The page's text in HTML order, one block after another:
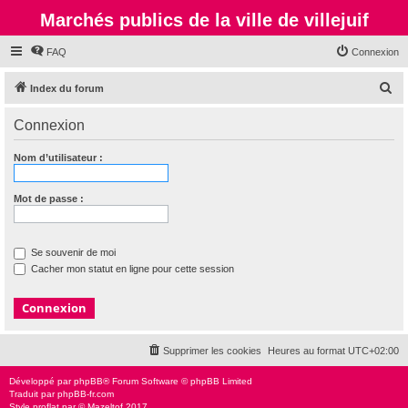
Marchés publics de la ville de villejuif
FAQ Connexion
Index du forum
Connexion
Nom d’utilisateur :
Mot de passe :
Se souvenir de moi
Cacher mon statut en ligne pour cette session
Heures au format UTC+02:00
Supprimer les cookies
Développé parphpBB® Forum Software © phpBB Limited
Traduit parphpBB-fr.com